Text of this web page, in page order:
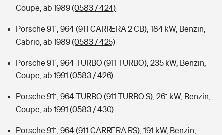
Coupe, ab 1989(0583 / 424)
Porsche 911, 964 (911 CARRERA 2 CB), 184 kW, Benzin,
Cabrio, ab 1989(0583 / 425)
Porsche 911, 964 TURBO (911 TURBO), 235 kW, Benzin,
Coupe, ab 1991 (0583 / 426)
Porsche 911, 964 TURBO (911 TURBO S), 261 kW, Benzin,
Coupe, ab 1991 (0583 / 430)
Porsche 911, 964 (911 CARRERA RS), 191 kW, Benzin,